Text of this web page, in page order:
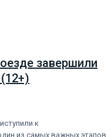
завершили
к
из самых важных этапов